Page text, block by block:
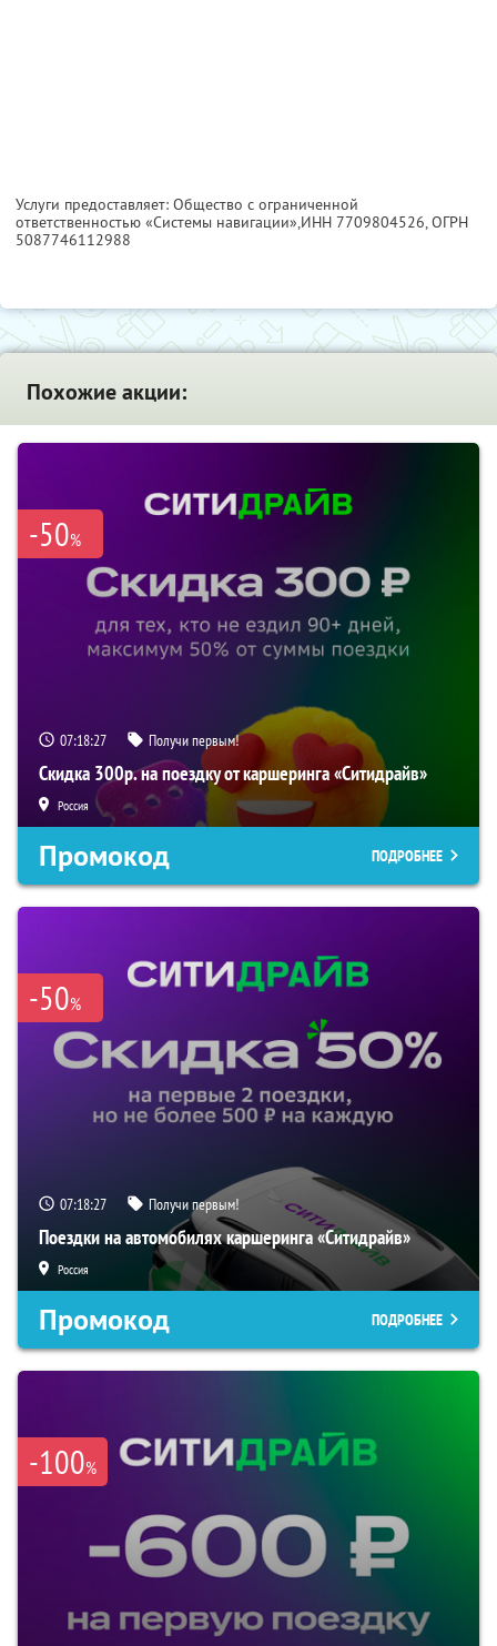
Услуги предоставляет: Общество с ограниченной
ответственностью «Системы навигации»,ИНН 7709804526, ОГРН
5087746112988
Похожие акции:
-50%
07:18:26 Получи первым!
Скидка 300р. на поездку от каршеринга «Ситидрайв»
Россия
Промокод ПОДРОБНЕЕ
-50%
07:18:26 Получи первым!
Поездки на автомобилях каршеринга «Ситидрайв»
Россия
Промокод ПОДРОБНЕЕ
-100%